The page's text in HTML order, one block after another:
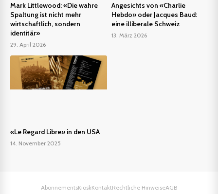
Mark Littlewood: «Die wahre
Spaltung ist nicht mehr
wirtschaftlich, sondern
identitär»
29. April 2026
Angesichts von «Charlie
Hebdo» oder Jacques Baud:
eine illiberale Schweiz
13. März 2026
«Le Regard Libre» in den USA
14. November 2025
AbonnementsKioskKontaktRechtliche HinweiseAGB